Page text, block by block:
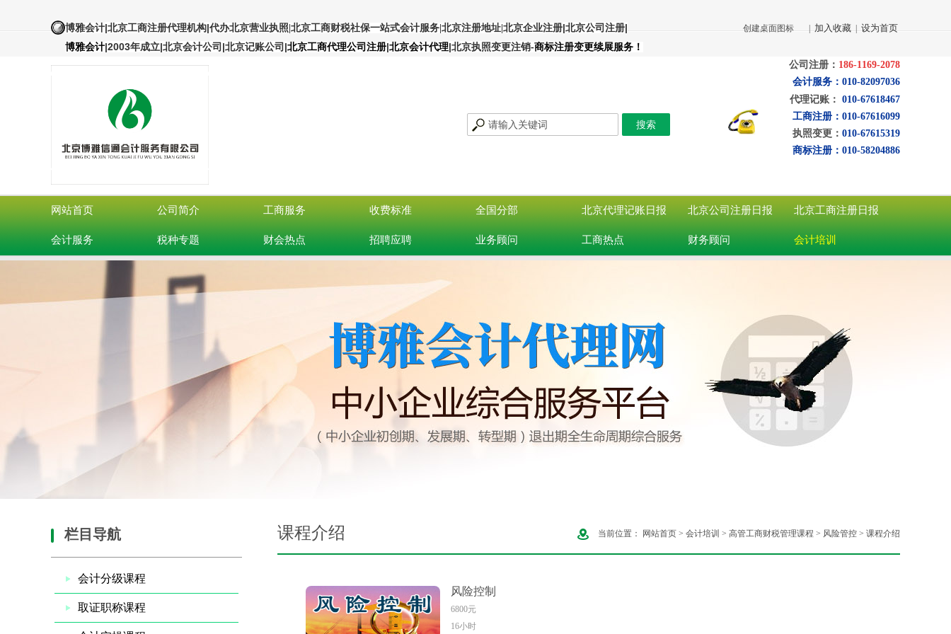
博雅会计|北京工商注册代理机构|代办北京营业执照 |北京工商财税社保一站式会计服务 北京注册地址 北京企业注册|北京公司注册|
博雅会计|2003年成立|北京会计公司|北京记账公司 |北京工商代理公司注册|北京会计代理|北京执照变更注销-商标注册变更续展服务！
创建桌面图标 加入收藏 设为首页
公司注册： 186-1169-2078
会计服务：010-82097036
代理记账： 010-67618467
工商注册： 010-67616099
执照变更： 010-67615319
商标注册：010-58204886
网站首页 公司简介 工商服务 收费标准 全国分部 北京代理记账日报 北京公司注册日报 北京工商注册日报
会计服务 税种专题 财会热点 招聘应聘 业务顾问 工商热点 财务顾问 会计培训
栏目导航
会计分级课程
取证职称课程
课程介绍 当前位置： 网站首页 > 会计培训 > 高管工商财税管理课程 > 风险管控 > 课程介绍
风险控制
6800元
16小时